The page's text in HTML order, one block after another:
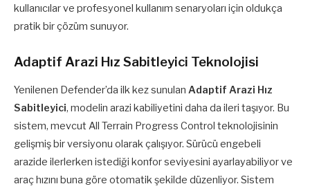
kullanıcılar ve profesyonel kullanım senaryoları için oldukça
pratik bir çözüm sunuyor.
Adaptif Arazi Hız Sabitleyici Teknolojisi
Yenilenen Defender’da ilk kez sunulan Adaptif Arazi Hız
Sabitleyici, modelin arazi kabiliyetini daha da ileri taşıyor. Bu
sistem, mevcut All Terrain Progress Control teknolojisinin
gelişmiş bir versiyonu olarak çalışıyor. Sürücü engebeli
arazide ilerlerken istediği konfor seviyesini ayarlayabiliyor ve
araç hızını buna göre otomatik şekilde düzenliyor. Sistem